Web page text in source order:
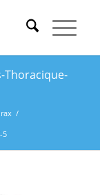
Thoracique-
/
5